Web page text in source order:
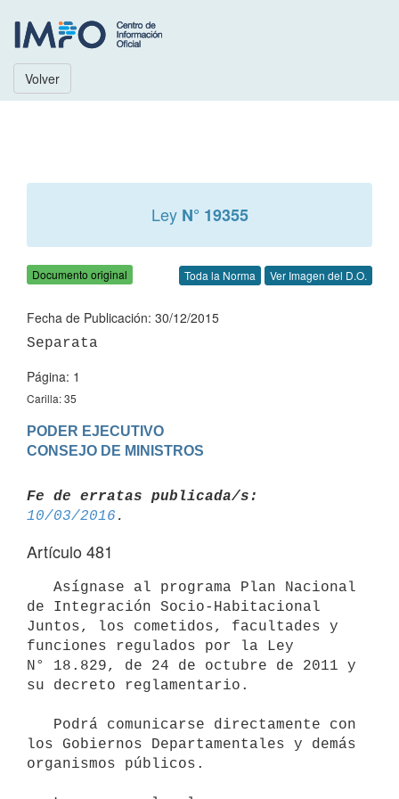
Volver
Ley N° 19355
Documento original Toda la Norma Ver Imagen del D.O.
Fecha de Publicación: 30/12/2015
Página: 1
Carilla: 35
PODER EJECUTIVO
Fe de erratas publicada/s:
10/03/2016
Artículo 481
de Integración Socio-Habitacional
Juntos, los cometidos, facultades y
funciones regulados por la Ley
N° 18.829, de 24 de octubre de 2011 y
su decreto reglamentario.
los Gobiernos Departamentales y demás
organismos públicos.